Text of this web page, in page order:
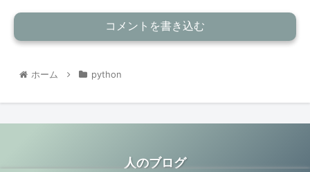
コメントを書き込む
ホーム python
人のブログ